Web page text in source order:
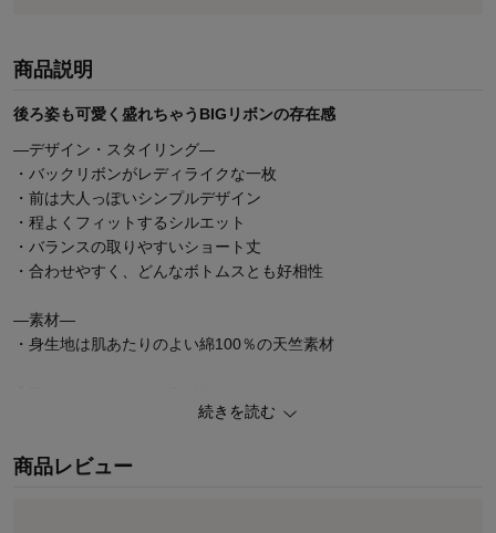
商品説明
後ろ姿も可愛く盛れちゃうBIGリボンの存在感
―デザイン・スタイリング―
・バックリボンがレディライクな一枚
・前は大人っぽいシンプルデザイン
・程よくフィットするシルエット
・バランスの取りやすいショート丈
・合わせやすく、どんなボトムスとも好相性
―素材―
・身生地は肌あたりのよい綿100％の天竺素材
ワタシの「好き」にフィットする、トレンドをおさえた好感度の高
今のリアルなジュニア＆ティーンの体形に合わせた独自のサイズを
続きを読む
商品レビュー